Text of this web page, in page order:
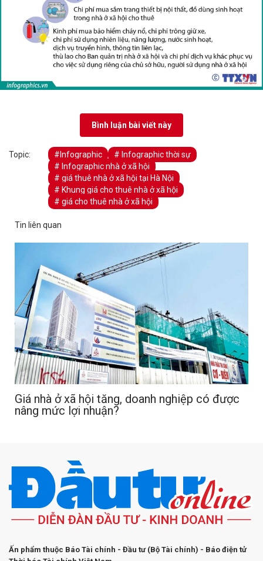
Bình luận bài viết này
Topic: #Infographic
# Infographic thời sự
# Infographic nhà ở xã hội
# giá thuê nhà ở xã hội tại Hà Nội
# Khung giá cho thuê nhà ở xã hội
# giá cho thuê nhà ở xã hội
Tin liên quan
Giá nhà ở xã hội tăng, doanh nghiệp có được
nâng mức lợi nhuận?
Ấn phẩm thuộc Báo Tài chính - Đầu tư (Bộ Tài chính) - Báo điện tử